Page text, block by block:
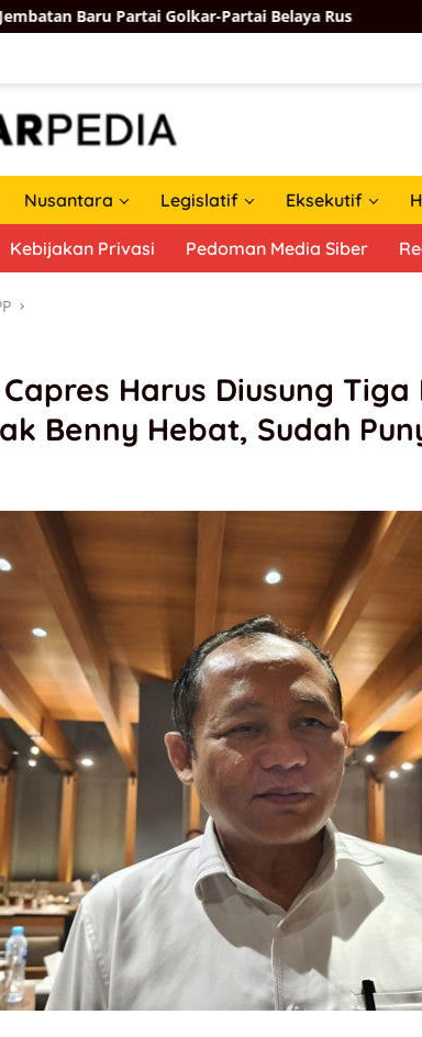
Golkar-Partai Belaya Rus Ulang Tahun
Nusantara Legislatif Eksekutif
Kebijakan Privasi Pedoman Media Siber
Harus Diusung Tiga
Benny Hebat, Sudah